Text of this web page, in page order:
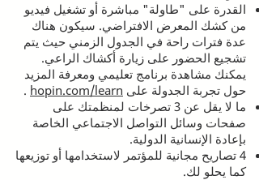
القدرة على "طاولة" مباشرة أو تشغيل فيديو
من كشك المعرض الافتراضي. سيكون هناك
عدة فترات راحة في الجدول الزمني حيث يتم
تشجيع الحضور على زيارة أكشاك الراعي.
يمكنك مشاهدة برنامج تعليمي ومعرفة المزيد
حول تجربة الجدولة على hopin.com/learn
.
ما لا يقل عن 3 تصرخات لمنظمتك على
صفحات وسائل التواصل الاجتماعي الخاصة
بإعادة الإنسانية الدولية.
4 تصاريح مجانية للمؤتمر لاستخدامها أو توزيعها
كما يحلو لك.